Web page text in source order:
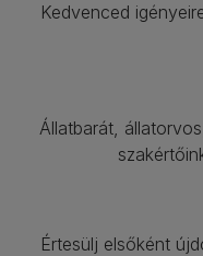
Kedvenced
Állatbarát,
Értesülj elsőként